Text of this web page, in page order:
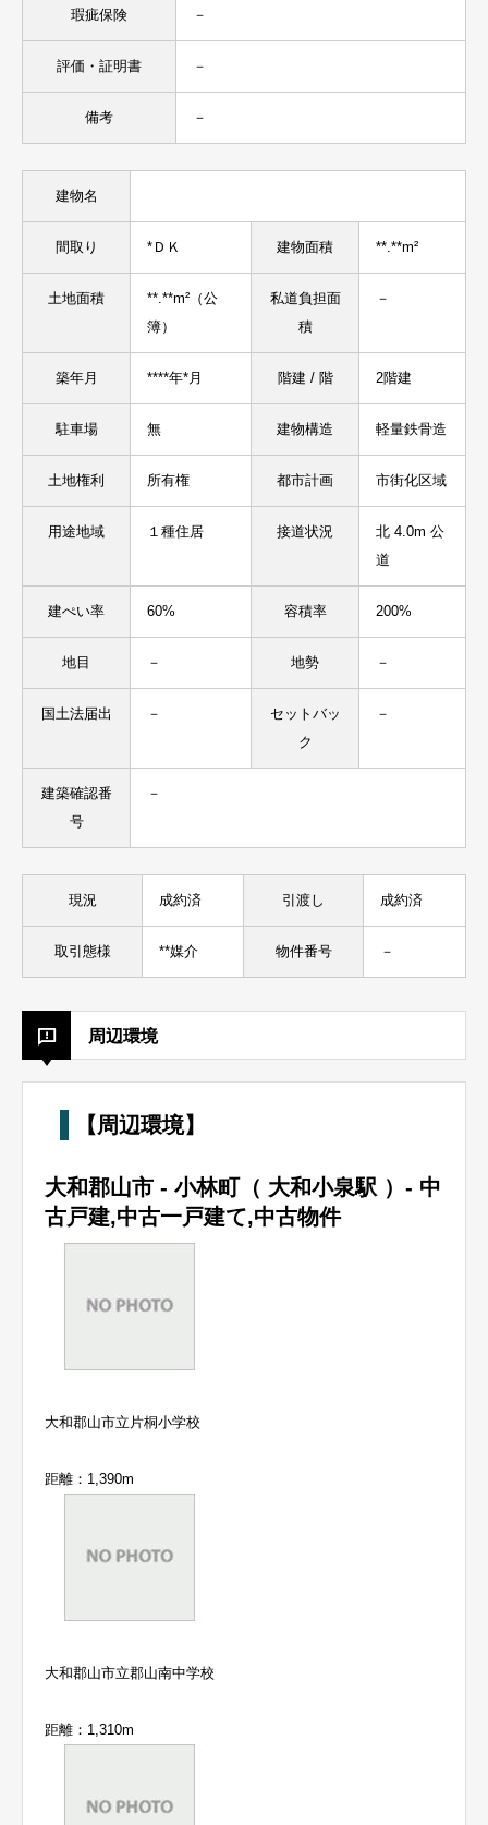
瑕疵保険 －
評価・証明書 －
備考 －
建物名
間取り *ＤＫ 建物面積 **.**m²
土地面積
**.**m²（公
簿）
私道負担面
積
－
築年月 ****年*月 階建 / 階 2階建
駐車場 無 建物構造 軽量鉄骨造
土地権利 所有権 都市計画 市街化区域
用途地域 １種住居 接道状況
北 4.0m 公
道
建ぺい率 60% 容積率 200%
地目 － 地勢 －
国土法届出 －
セットバッ
ク
－
建築確認番
号
－
現況 成約済 引渡し 成約済
取引態様 **媒介 物件番号 －
周辺環境
【周辺環境】
大和郡山市 - 小林町（ 大和小泉駅 ） - 中
古戸建,中古一戸建て,中古物件
大和郡山市立片桐小学校
距離：1,390m
大和郡山市立郡山南中学校
距離：1,310m